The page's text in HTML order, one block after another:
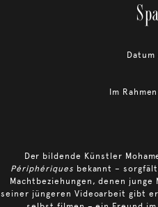
Im
Der bildende Künstler
Périphériques bekannt –
Machtbeziehungen, denen
seiner jüngeren Videoarbeit gibt